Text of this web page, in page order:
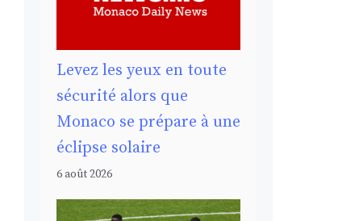
Levez les yeux en toute
sécurité alors que
Monaco se prépare à une
éclipse solaire
6 août 2026